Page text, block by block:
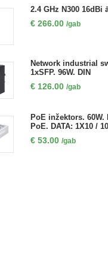
2.4 GHz N300 16dBi
€266.00 /gab
Network industrial
1xSFP. 96W. DIN
€126.00 /gab
PoE inžektors.
PoE. DATA: 1X10 /
€53.00 /gab